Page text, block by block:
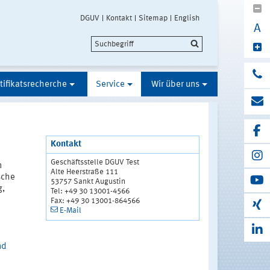
DGUV Kontakt Sitemap English
A
Service Wir über uns
Kontakt
Geschäftsstelle DGUV Test
Alte Heerstraße 111
53757 Sankt Augustin
Tel: +49 30 13001-4566
Fax: +49 30 13001-864566
E-Mail